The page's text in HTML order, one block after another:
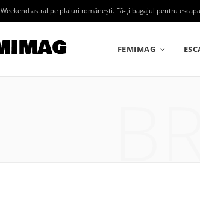
Weekend astral pe plaiuri românești. Fă-ți bagajul pentru
FEMIMAG